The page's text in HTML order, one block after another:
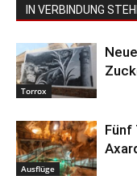
IN VERBINDUNG
Torrox
Ausflüge
Fünf